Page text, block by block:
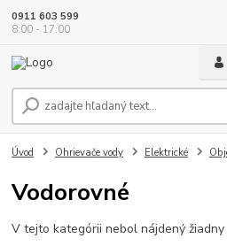
0911 603 599
8:00 - 17:00
Úvod Ohrievače vody Elektrické
Vodorovné
V tejto kategórii nebol nájdený žiadny